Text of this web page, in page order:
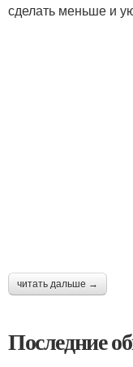
сделать меньше и
читать дальше →
Последние